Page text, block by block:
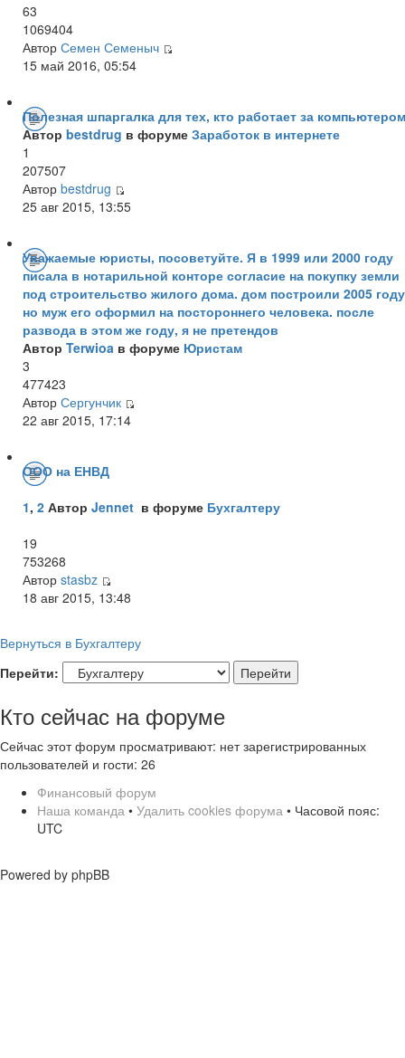
63
1069404
Автор Семен Семеныч
15 май 2016, 05:54
Полезная шпаргалка для тех, кто работает за
Автор bestdrug в форуме Заработок в интернете
1
207507
Автор bestdrug
25 авг 2015, 13:55
Уважаемые юристы, посоветуйте. Я в 1999 или 2000 году
писала в нотарильной конторе согласие на покупку земли
под строительство жилого дома. дом построили 2005
но муж его оформил на постороннего человека. после
развода в этом же году, я не претендов
Автор Terwioa в форуме Юристам
3
477423
Автор Сергунчик
22 авг 2015, 17:14
ООО на ЕНВД
1, 2 Автор Jennet в форуме Бухгалтеру
19
753268
Автор stasbz
18 авг 2015, 13:48
Вернуться в Бухгалтеру
Перейти:
Кто сейчас на форуме
Сейчас этот форум просматривают: нет зарегистрированных
пользователей и гости: 26
Финансовый форум
Наша команда • Удалить cookies форума • Часовой пояс:
UTC
Powered by phpBB